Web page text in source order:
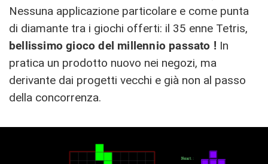
Nessuna applicazione particolare e come punta
di diamante tra i giochi offerti: il 35 enne Tetris,
bellissimo gioco del millennio passato ! In
pratica un prodotto nuovo nei negozi, ma
derivante dai progetti vecchi e già non al passo
della concorrenza.